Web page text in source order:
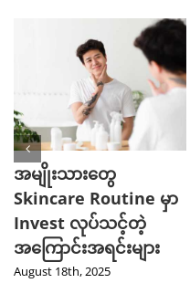
အမျိုးသားတွေ
Skincare Routine မှာ
Invest လုပ်သင့်တဲ့
အကြောင်းအရင်းများ
August 18th, 2025